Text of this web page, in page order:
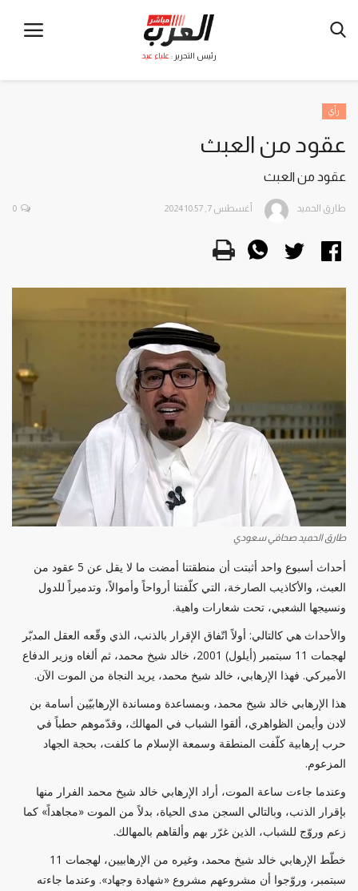
رئيس التحرير : علياء عيد
رأي
عقود من العبث
عقود من العبث
طارق الحميد أغسطس 7, 2024 10:57 0
طارق الحميد صحافي سعودي
أحداث أسبوع واحد أثبتت أن منطقتنا أمضت ما لا يقل عن 5 عقود من
العبث، والأكاذيب الصارخة، التي كلّفتنا أرواحاً وأموالاً، وتدميراً للدول
ونسيجها الشعبي، تحت شعارات واهية.
والأحداث هي كالتالي: أولاً اتّفاق الإقرار بالذنب، الذي وقّعه العقل المدبّر
لهجمات 11 سبتمبر (أيلول) 2001، خالد شيخ محمد، ثم ألغاه وزير الدفاع
الأميركي. فهذا الإرهابي، خالد شيخ محمد، يريد النجاة من الموت الآن.
هذا الإرهابي خالد شيخ محمد، وبمساعدة ومساندة الإرهابيّين أسامة بن
لادن وأيمن الظواهري، ألقوا الشباب في المهالك، وقدّموهم حطباً في
حرب إرهابية كلّفت المنطقة وسمعة الإسلام ما كلفت، بحجة الجهاد
المزعوم.
وعندما جاءت ساعة الموت، أراد الإرهابي خالد شيخ محمد الفرار منها
بإقرار الذنب، وبالتالي السجن مدى الحياة، بدلاً من الموت «مجاهداً» كما
زعم وروّج للشباب، الذين غرّر بهم وألقاهم بالمهالك.
خطّط الإرهابي خالد شيخ محمد، وغيره من الإرهابيين، لهجمات 11
سبتمبر، وروّجوا أن مشروعهم مشروع «شهادة وجهاد». وعندما جاءته